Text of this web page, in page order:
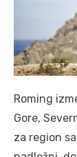
Roming
Gore,
za region